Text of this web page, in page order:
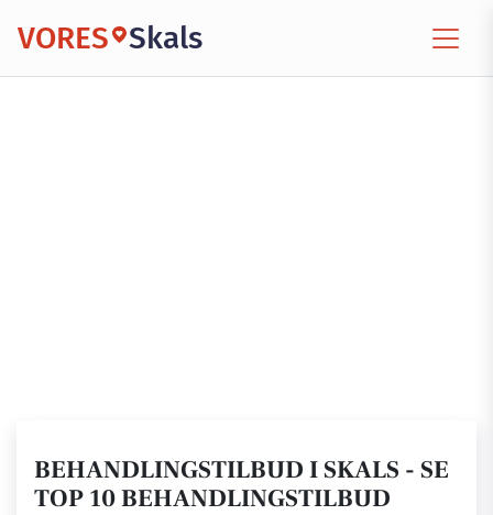
VORES Skals
BEHANDLINGSTILBUD I SKALS - SE
TOP 10 BEHANDLINGSTILBUD